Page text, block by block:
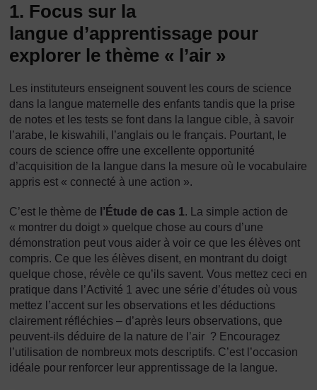
1. Focus sur la
langue d’apprentissage pour
explorer le thème « l’air »
Les instituteurs enseignent souvent les cours de science
dans la langue maternelle des enfants tandis que la prise
de notes et les tests se font dans la langue cible, à savoir
l’arabe, le kiswahili, l’anglais ou le français. Pourtant, le
cours de science offre une excellente opportunité
d’acquisition de la langue dans la mesure où le vocabulaire
appris est « connecté à une action ».
C’est le thème de l’Étude de cas 1. La simple action de
« montrer du doigt » quelque chose au cours d’une
démonstration peut vous aider à voir ce que les élèves ont
compris. Ce que les élèves disent, en montrant du doigt
quelque chose, révèle ce qu’ils savent. Vous mettez ceci en
pratique dans l’Activité 1 avec une série d’études où vous
mettez l’accent sur les observations et les déductions
clairement réfléchies – d’après leurs observations, que
peuvent-ils déduire de la nature de l’air ? Encouragez
l’utilisation de nombreux mots descriptifs. C’est l’occasion
idéale pour renforcer leur apprentissage de la langue.